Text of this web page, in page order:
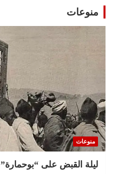
منوعات
منوعات
ليلة القبض على “بوحمارة”